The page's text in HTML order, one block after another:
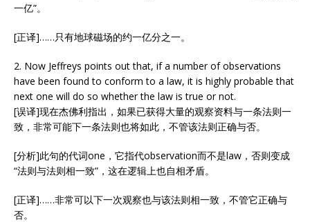
一亿”。
[正译]……只有地球磁场的约一亿分之一。
2. Now Jeffreys points out that, if a number of observations
have been found to conform to a law, it is highly probable that
next one will do so whether the law is true or not.
[误译]现在杰佛利指出，如果已获得大量的观察资料与一条法则一
致，非常可能下一条法则也将如此，不管该法则正确与否。
[分析]此句的代词one，它指代observation而不是law，否则变成
“法则与法则相一致”，这在逻辑上也自相矛盾。
[正译]……非常可以下一次观察也与该法则相一致，不管它正确与
否。